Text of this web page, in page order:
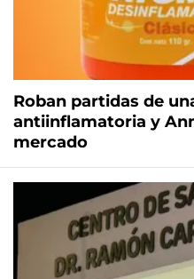
Roban partidas de
antiinflamatoria y
mercado